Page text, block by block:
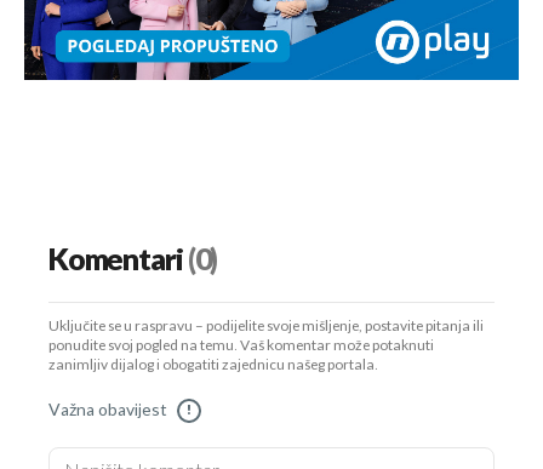
Komentari(0)
Uključite se u raspravu – podijelite svoje mišljenje, postavite pitanja ili
ponudite svoj pogled na temu. Vaš komentar može potaknuti
zanimljiv dijalog i obogatiti zajednicu našeg portala.
Važna obavijest !